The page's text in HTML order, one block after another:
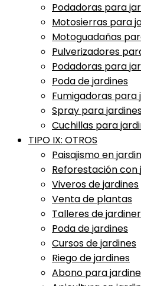
Podadoras para
Motosierras para
Motoguadañas
Pulverizadores
Podadoras para
Poda de jardines
Fumigadoras para
Spray para
Cuchillas para
TIPO IX: OTROS
Paisajismo en
Reforestación con
Viveros de jardines
Venta de plantas
Talleres de
Poda de jardines
Cursos de jardines
Riego de jardines
Abono para